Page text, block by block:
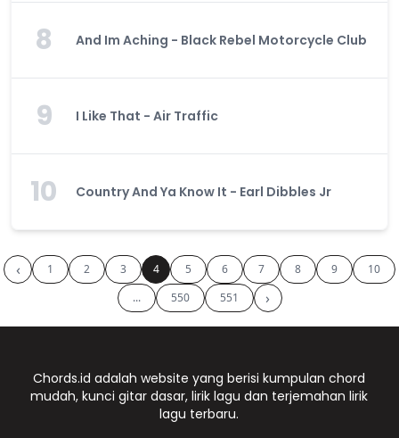
8 And Im Aching - Black Rebel Motorcycle Club
9 I Like That - Air Traffic
10 Country And Ya Know It - Earl Dibbles Jr
‹ 1 2 3 4 5 6 7 8 9
10
...
550 551 ›
Chords.id adalah website yang berisi kumpulan chord
mudah, kunci gitar dasar, lirik lagu dan terjemahan lirik
lagu terbaru.